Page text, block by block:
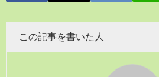
この記事を書いた人